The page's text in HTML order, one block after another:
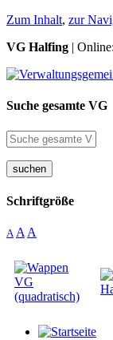
Zum Inhalt, zur
VG Halfing |
Suche gesamte VG
suchen
Schriftgröße
A A A